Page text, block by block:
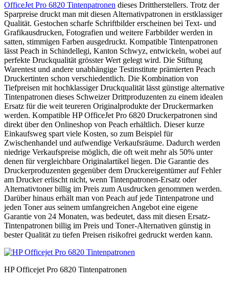
OfficeJet Pro 6820 Tintenpatronen dieses Drittherstellers. Trotz der
Sparpreise druckt man mit diesen Alternativpatronen in erstklassiger
Qualität. Gestochen scharfe Schriftbilder erscheinen bei Text- und
Grafikausdrucken, Fotografien und weitere Farbbilder werden in
satten, stimmigen Farben ausgedruckt. Kompatible Tintenpatronen
lässt Peach in Schindellegi, Kanton Schwyz, entwickeln, wobei auf
perfekte Druckqualität grösster Wert gelegt wird. Die Stiftung
Warentest und andere unabhängige Testinstitute prämierten Peach
Druckertinten schon verschiedentlich. Die Kombination von
Tiefpreisen mit hochklassiger Druckqualität lässt günstige alternative
Tintenpatronen dieses Schweizer Drittproduzenten zu einem idealen
Ersatz für die weit teureren Originalprodukte der Druckermarken
werden. Kompatible HP OfficeJet Pro 6820 Druckerpatronen sind
direkt über den Onlineshop von Peach erhältlich. Dieser kurze
Einkaufsweg spart viele Kosten, so zum Beispiel für
Zwischenhandel und aufwendige Verkaufsräume. Dadurch werden
niedrige Verkaufspreise möglich, die oft weit mehr als 50% unter
denen für vergleichbare Originalartikel liegen. Die Garantie des
Druckerproduzenten gegenüber dem Druckereigentümer auf Fehler
am Drucker erlischt nicht, wenn Tintenpatronen-Ersatz oder
Alternativtoner billig im Preis zum Ausdrucken genommen werden.
Darüber hinaus erhält man von Peach auf jede Tintenpatrone und
jeden Toner aus seinem umfangreichen Angebot eine eigene
Garantie von 24 Monaten, was bedeutet, dass mit diesen Ersatz-
Tintenpatronen billig im Preis und Toner-Alternativen günstig in
bester Qualität zu tiefen Preisen risikofrei gedruckt werden kann.
HP Officejet Pro 6820 Tintenpatronen